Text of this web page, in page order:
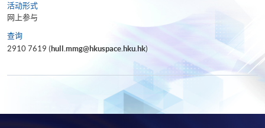
活动形式
网上参与
查询
2910 7619 (hull.mmg@hkuspace.hku.hk)